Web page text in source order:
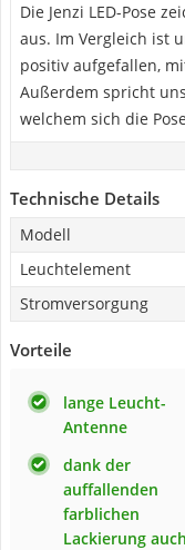
Die Jenzi LED-Pose
aus. Im Vergleich ist
positiv aufgefallen,
Außerdem spricht
welchem sich die
Technische Details
Modell
Leuchtelement
Stromversorgung
Vorteile
lange Leucht-
Antenne
dank der
auffallenden
farblichen
Lackierung